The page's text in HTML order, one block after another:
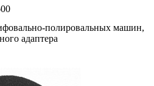
полировальных машин,
адаптера